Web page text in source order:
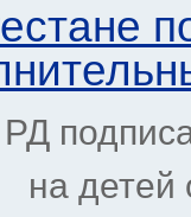
РД
детей